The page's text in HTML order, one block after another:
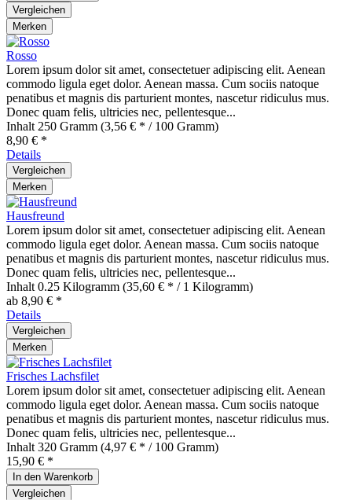
Vergleichen
Merken
Rosso
Lorem ipsum dolor sit amet, consectetuer adipiscing elit. Aenean
commodo ligula eget dolor. Aenean massa. Cum sociis natoque
penatibus et magnis dis parturient montes, nascetur ridiculus mus.
Donec quam felis, ultricies nec, pellentesque...
Inhalt 250 Gramm (3,56 € * / 100 Gramm)
8,90 € *
Details
Vergleichen
Merken
Hausfreund
Lorem ipsum dolor sit amet, consectetuer adipiscing elit. Aenean
commodo ligula eget dolor. Aenean massa. Cum sociis natoque
penatibus et magnis dis parturient montes, nascetur ridiculus mus.
Donec quam felis, ultricies nec, pellentesque...
Inhalt 0.25 Kilogramm (35,60 € * / 1 Kilogramm)
ab 8,90 € *
Details
Vergleichen
Merken
Frisches Lachsfilet
Lorem ipsum dolor sit amet, consectetuer adipiscing elit. Aenean
commodo ligula eget dolor. Aenean massa. Cum sociis natoque
penatibus et magnis dis parturient montes, nascetur ridiculus mus.
Donec quam felis, ultricies nec, pellentesque...
Inhalt 320 Gramm (4,97 € * / 100 Gramm)
15,90 € *
In den Warenkorb
Vergleichen